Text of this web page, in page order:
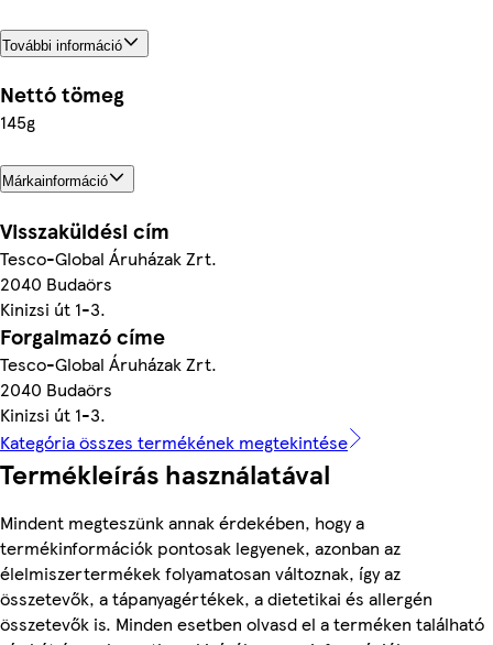
További információ
Nettó tömeg
145g
Márkainformáció
Visszaküldési cím
Tesco-Global Áruházak Zrt.
2040 Budaörs
Kinizsi út 1-3.
Forgalmazó címe
Tesco-Global Áruházak Zrt.
2040 Budaörs
Kinizsi út 1-3.
Kategória összes termékének megtekintése
Termékleírás használatával
Mindent megteszünk annak érdekében, hogy a
termékinformációk pontosak legyenek, azonban az
élelmiszertermékek folyamatosan változnak, így az
összetevők, a tápanyagértékek, a dietetikai és allergén
összetevők is. Minden esetben olvasd el a terméken található